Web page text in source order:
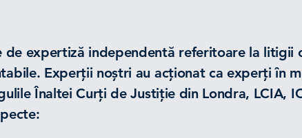
expertiză independentă referitoare la litigii
Experții noștri au acționat ca experți în
Înaltei Curți de Justiție din Londra, LCIA,